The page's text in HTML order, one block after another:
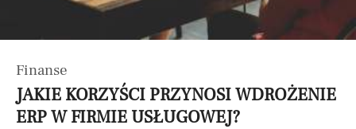
Finanse
JAKIE KORZYŚCI PRZYNOSI WDROŻENIE
ERP W FIRMIE USŁUGOWEJ?